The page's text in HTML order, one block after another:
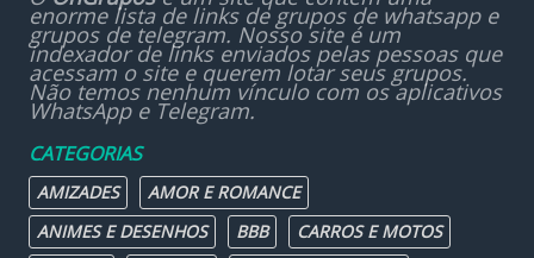
enorme lista de links de grupos de whatsapp e
grupos de telegram. Nosso site é um
indexador de links enviados pelas pessoas que
acessam o site e querem lotar seus grupos.
Não temos nenhum vínculo com os aplicativos
WhatsApp e Telegram.
CATEGORIAS
AMIZADES
AMOR E ROMANCE
ANIMES E DESENHOS
BBB
CARROS E MOTOS